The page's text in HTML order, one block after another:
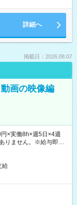
詳細へ
掲載日：2026.08.07
画の映像編
×実働8h×週5日×4週
りません。※給与即受
給